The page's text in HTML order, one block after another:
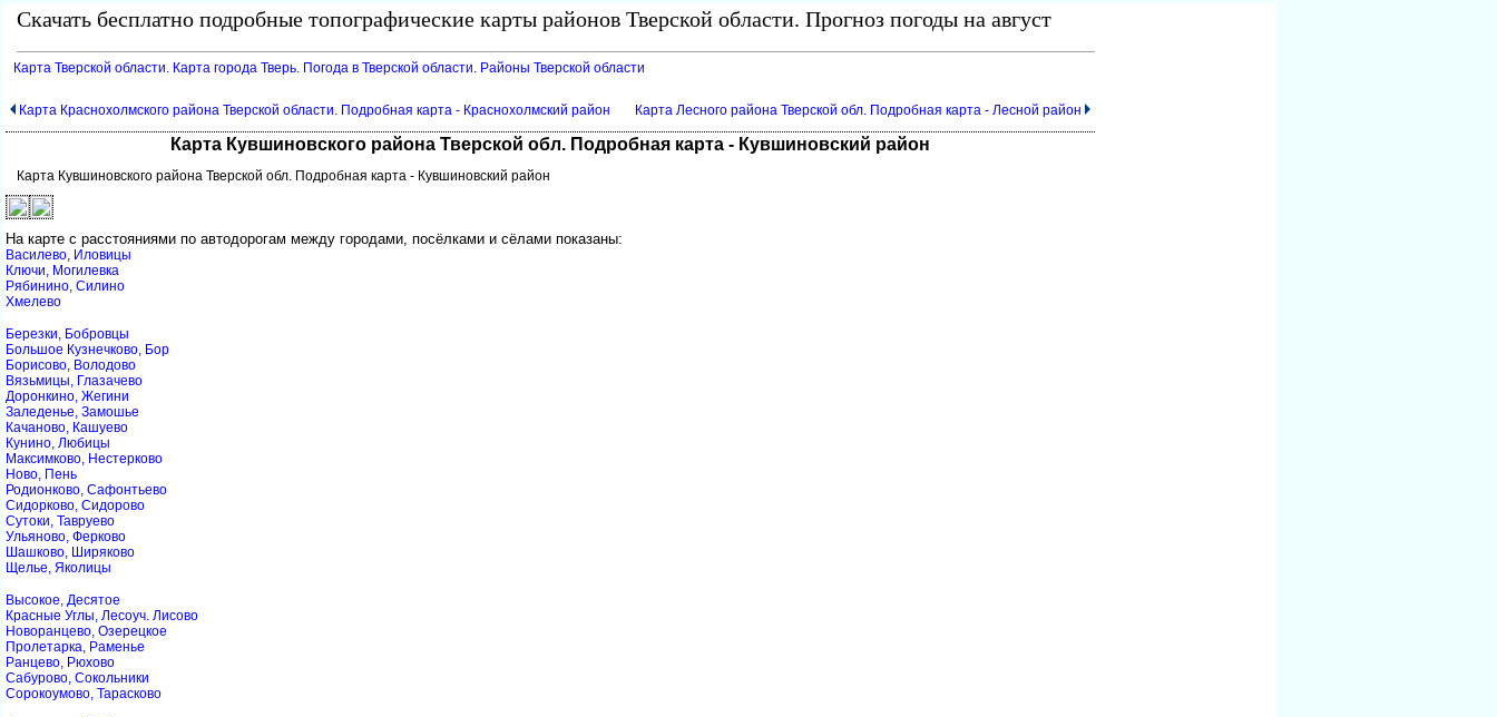
Скачать бесплатно подробные топографические карты районов Тверской области. Прогноз погоды на август
Карта Тверской области. Карта города Тверь. Погода в Тверской области. Районы Тверской области
Карта Краснохолмского района Тверской области. Подробная карта - Краснохолмский район Карта Лесного района Тверской обл. Подробная карта - Лесной район
Карта Кувшиновского района Тверской обл. Подробная карта - Кувшиновский район
Карта Кувшиновского района Тверской обл. Подробная карта - Кувшиновский район
На карте с расстояниями по автодорогам между городами, посёлками и сёлами показаны:
Василево, Иловицы
Ключи, Могилевка
Рябинино, Силино
Хмелево
Березки, Бобровцы
Большое Кузнечково, Бор
Борисово, Володово
Вязьмицы, Глазачево
Доронкино, Жегини
Заледенье, Замошье
Качаново, Кашуево
Кунино, Любицы
Максимково, Нестерково
Ново, Пень
Родионково, Сафонтьево
Сидорково, Сидорово
Сутоки, Тавруево
Ульяново, Ферково
Шашково, Ширяково
Щелье, Яколицы
Высокое, Десятое
Красные Углы, Лесоуч. Лисово
Новоранцево, Озерецкое
Пролетарка, Раменье
Ранцево, Рюхово
Сабурово, Сокольники
Сорокоумово, Тарасково